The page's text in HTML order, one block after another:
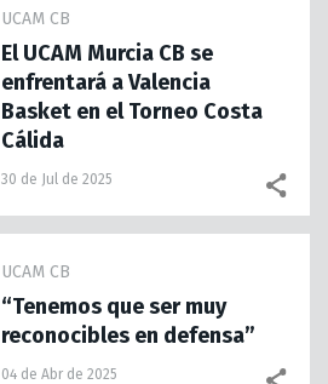
UCAM CB
El UCAM Murcia CB se
enfrentará a Valencia
Basket en el Torneo Costa
Cálida
30 de Jul de 2025
UCAM CB
“Tenemos que ser muy
reconocibles en defensa”
04 de Abr de 2025